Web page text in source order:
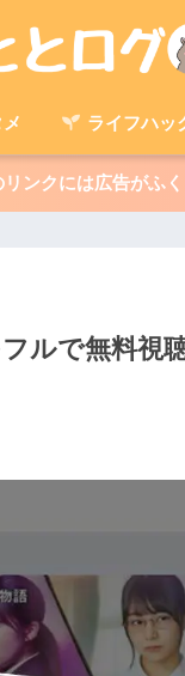
ライフハッ
ンクには広告がふく
ルで無料視